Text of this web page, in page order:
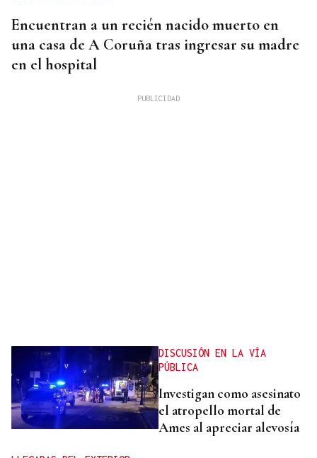
Encuentran a un recién nacido muerto en
una casa de A Coruña tras ingresar su madre
en el hospital
DISCUSIÓN EN LA VÍA
PÚBLICA
Investigan como asesinato
el atropello mortal de
Ames al apreciar alevosía